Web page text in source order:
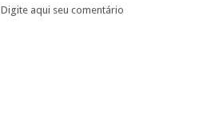
Digite aqui seu comentário